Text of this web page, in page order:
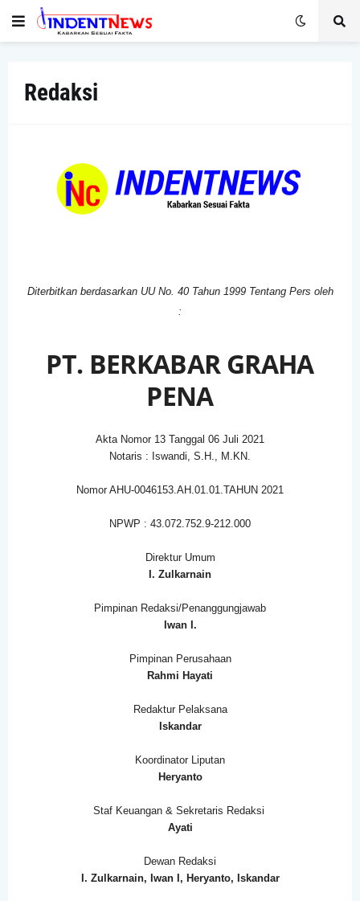
Redaksi
Diterbitkan berdasarkan UU No. 40 Tahun 1999 Tentang Pers oleh
:
PT. BERKABAR GRAHA
PENA
Akta Nomor 13 Tanggal 06 Juli 2021
Notaris : Iswandi, S.H., M.KN.
Nomor AHU-0046153.AH.01.01.TAHUN 2021
NPWP : 43.072.752.9-212.000
Direktur Umum
I. Zulkarnain
Pimpinan Redaksi/Penanggungjawab
Iwan I.
Pimpinan Perusahaan
Rahmi Hayati
Redaktur Pelaksana
Iskandar
Koordinator Liputan
Heryanto
Staf Keuangan & Sekretaris Redaksi
Ayati
Dewan Redaksi
I. Zulkarnain, Iwan I, Heryanto, Iskandar